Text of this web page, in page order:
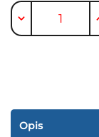
Kirkland
5%
izpadanju
lasOpis